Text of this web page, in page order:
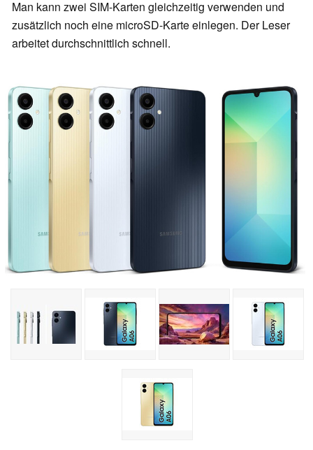
Man kann zwei SIM-Karten gleichzeitig verwenden und
zusätzlich noch eine microSD-Karte einlegen. Der Leser
arbeitet durchschnittlich schnell.